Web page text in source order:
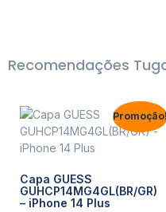
Recomendações
Capa GUESS
GUHCP14MG4GL(BR/GR)
– iPhone 14 Plus